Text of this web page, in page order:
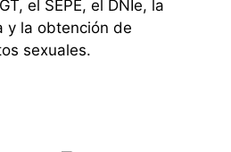
el SEPE, el DNIe, la
y la obtención de
sexuales.